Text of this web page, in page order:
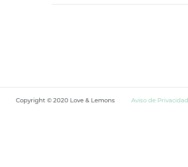
Copyright © 2020 Love & Lemons Aviso de Privacidad